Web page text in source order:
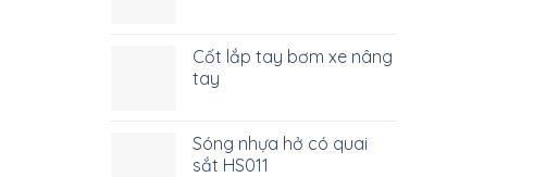
Cốt lắp tay bơm xe nâng
tay
Sóng nhựa hở có quai
sắt HS011